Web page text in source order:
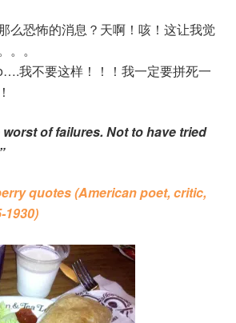
么恐怖的消息？天啊！咳！这让我觉
。
我不要这样！！！我一定要拼死一
worst of failures. Not to have tried
quotes (American poet, critic,
1930)